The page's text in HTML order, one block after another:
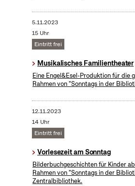
5.11.2023
15 Uhr
Eintritt frei
Musikalisches Familientheater
Eine Engel&Esel-Produktion für die
Rahmen von "Sonntags in der
12.11.2023
14 Uhr
Eintritt frei
Vorlesezeit am Sonntag
Bilderbuchgeschichten für Kinder
Rahmen von "Sonntags in der
Zentralbibliothek.